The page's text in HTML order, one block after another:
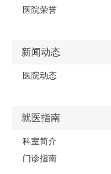
医院荣誉
新闻动态
医院动态
就医指南
科室简介
门诊指南